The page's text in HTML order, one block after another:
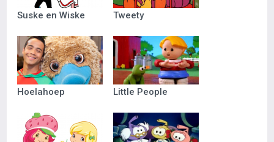
Suske en Wiske Tweety
Hoelahoep Little People